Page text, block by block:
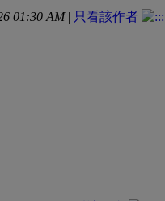
01:30 AM| 只看該作者